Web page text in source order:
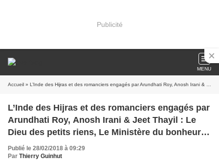
Publicité
MENU
Accueil » L’Inde des Hijras et des romanciers engagés par Arundhati Roy, Anosh Irani & Jeet Thayil : Le Dieu des petits riens, Le Ministère du bonheur suprême, Le Colis, Narcolopolis.
L’Inde des Hijras et des romanciers engagés par
Arundhati Roy, Anosh Irani & Jeet Thayil : Le
Dieu des petits riens, Le Ministère du bonheur
suprême, Le Colis, Narcolopolis.
Publié le 28/02/2018 à 09:29
Par Thierry Guinhut